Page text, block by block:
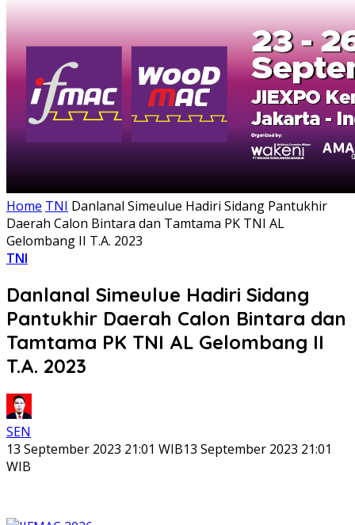
Home TNI Danlanal Simeulue Hadiri Sidang Pantukhir
Daerah Calon Bintara dan Tamtama PK TNI AL
Gelombang II T.A. 2023
TNI
Danlanal Simeulue Hadiri Sidang
Pantukhir Daerah Calon Bintara dan
Tamtama PK TNI AL Gelombang II
T.A. 2023
SEN
13 September 2023 21:01 WIB13 September 2023 21:01
WIB